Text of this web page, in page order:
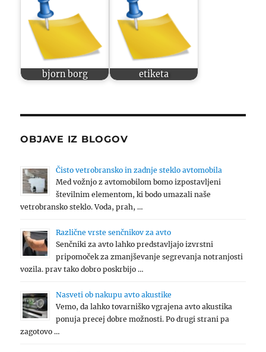
bjorn borg etiketa
OBJAVE IZ BLOGOV
Čisto vetrobransko in zadnje steklo avtomobila
Med vožnjo z avtomobilom bomo izpostavljeni
številnim elementom, ki bodo umazali naše
vetrobransko steklo. Voda, prah, …
Različne vrste senčnikov za avto
Senčniki za avto lahko predstavljajo izvrstni
pripomoček za zmanjševanje segrevanja notranjosti
vozila. prav tako dobro poskrbijo …
Nasveti ob nakupu avto akustike
Vemo, da lahko tovarniško vgrajena avto akustika
ponuja precej dobre možnosti. Po drugi strani pa
zagotovo …